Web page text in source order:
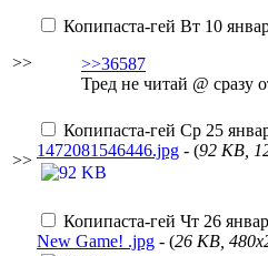
>>
Копипаста-гей Вт 10
>>36587
Тред не читай @ сразу
>>
Копипаста-гей Ср 25
1472081546446.jpg - (92 KB,
Копипаста-гей Чт 26
New Game! .jpg - (26 KB,